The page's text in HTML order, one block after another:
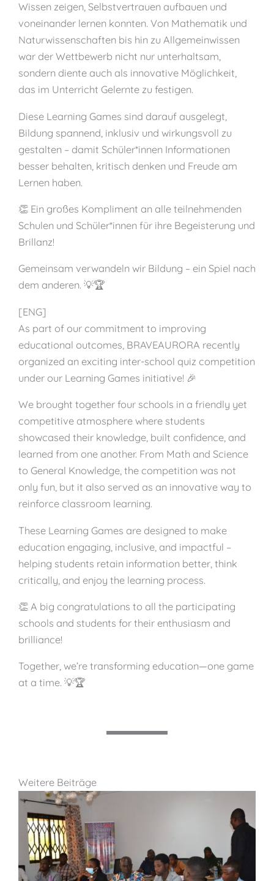
Wissen zeigen, Selbstvertrauen aufbauen und
voneinander lernen konnten. Von Mathematik und
Naturwissenschaften bis hin zu Allgemeinwissen
war der Wettbewerb nicht nur unterhaltsam,
sondern diente auch als innovative Möglichkeit,
das im Unterricht Gelernte zu festigen.
Diese Learning Games sind darauf ausgelegt,
Bildung spannend, inklusiv und wirkungsvoll zu
gestalten – damit Schüler*innen Informationen
besser behalten, kritisch denken und Freude am
Lernen haben.
👏 Ein großes Kompliment an alle teilnehmenden
Schulen und Schüler*innen für ihre Begeisterung und
Brillanz!
Gemeinsam verwandeln wir Bildung – ein Spiel nach
dem anderen. 💡🏆
[ENG]
As part of our commitment to improving
educational outcomes, BRAVEAURORA recently
organized an exciting inter-school quiz competition
under our Learning Games initiative! 🎉
We brought together four schools in a friendly yet
competitive atmosphere where students
showcased their knowledge, built confidence, and
learned from one another. From Math and Science
to General Knowledge, the competition was not
only fun, but it also served as an innovative way to
reinforce classroom learning.
These Learning Games are designed to make
education engaging, inclusive, and impactful –
helping students retain information better, think
critically, and enjoy the learning process.
👏 A big congratulations to all the participating
schools and students for their enthusiasm and
brilliance!
Together, we’re transforming education—one game
at a time. 💡🏆
Weitere Beiträge